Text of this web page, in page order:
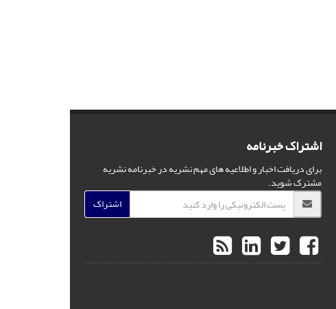
اشتراک خبرنامه
برای دریافت اخبار و اطلاعیه های مهم نشریه در خبرنامه نشریه
مشترک شوید.
اشتراک